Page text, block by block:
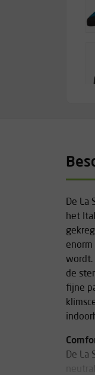
De La
het
wordt.
de
fijne
De La